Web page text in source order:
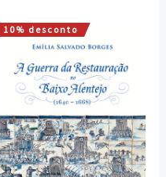
10% desconto
O
preço
original
era:
25,00 €.
O
preço
atual
é:
22,50 €.